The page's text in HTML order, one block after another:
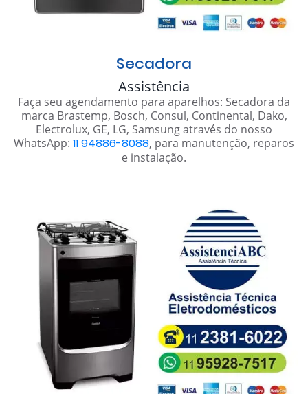
Secadora
Assistência
Faça seu agendamento para aparelhos: Secadora da
marca Brastemp, Bosch, Consul, Continental, Dako,
Electrolux, GE, LG, Samsung através do nosso
WhatsApp: 11 94886-8088, para manutenção, reparos
e instalação.